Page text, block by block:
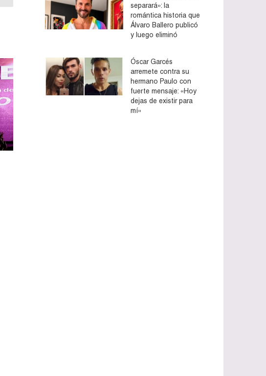
separará»: la
romántica historia que
Álvaro Ballero publicó
y luego eliminó
Óscar Garcés
arremete contra su
hermano Paulo con
fuerte mensaje: «Hoy
dejas de existir para
mí»